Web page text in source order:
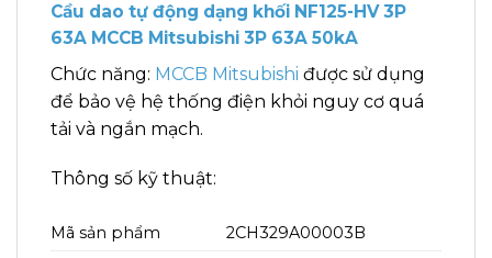
Cầu dao tự động dạng khối NF125-HV 3P
63A MCCB Mitsubishi 3P 63A 50kA
Chức năng: MCCB Mitsubishi được sử dụng
để bảo vệ hệ thống điện khỏi nguy cơ quá
tải và ngắn mạch.
Thông số kỹ thuật:
Mã sản phẩm
2CH329A00003B